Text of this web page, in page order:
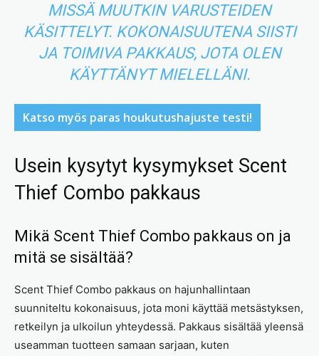
MISSÄ MUUTKIN VARUSTEIDEN
KÄSITTELYT. KOKONAISUUTENA SIISTI
JA TOIMIVA PAKKAUS, JOTA OLEN
KÄYTTÄNYT MIELELLÄNI.
Katso myös paras houkutushajuste testi!
Usein kysytyt kysymykset Scent
Thief Combo pakkaus
Mikä Scent Thief Combo pakkaus on ja
mitä se sisältää?
Scent Thief Combo pakkaus on hajunhallintaan
suunniteltu kokonaisuus, jota moni käyttää metsästyksen,
retkeilyn ja ulkoilun yhteydessä. Pakkaus sisältää yleensä
useamman tuotteen samaan sarjaan, kuten